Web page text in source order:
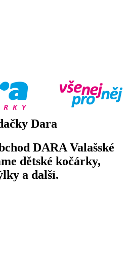
Dara
DARA Valašské
dětské kočárky,
a další.